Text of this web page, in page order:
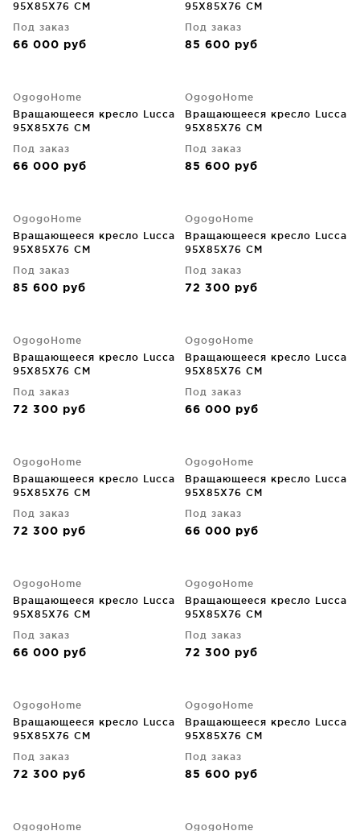
95X85X76 CM
Под заказ
66 000 руб
95X85X76 CM
Под заказ
85 600 руб
OgogoHome
Вращающееся кресло Lucca
95X85X76 CM
Под заказ
66 000 руб
OgogoHome
Вращающееся кресло Lucca
95X85X76 CM
Под заказ
85 600 руб
OgogoHome
Вращающееся кресло Lucca
95X85X76 CM
Под заказ
85 600 руб
OgogoHome
Вращающееся кресло Lucca
95X85X76 CM
Под заказ
72 300 руб
OgogoHome
Вращающееся кресло Lucca
95X85X76 CM
Под заказ
72 300 руб
OgogoHome
Вращающееся кресло Lucca
95X85X76 CM
Под заказ
66 000 руб
OgogoHome
Вращающееся кресло Lucca
95X85X76 CM
Под заказ
72 300 руб
OgogoHome
Вращающееся кресло Lucca
95X85X76 CM
Под заказ
66 000 руб
OgogoHome
Вращающееся кресло Lucca
95X85X76 CM
Под заказ
66 000 руб
OgogoHome
Вращающееся кресло Lucca
95X85X76 CM
Под заказ
72 300 руб
OgogoHome
Вращающееся кресло Lucca
95X85X76 CM
Под заказ
72 300 руб
OgogoHome
Вращающееся кресло Lucca
95X85X76 CM
Под заказ
85 600 руб
OgogoHome OgogoHome